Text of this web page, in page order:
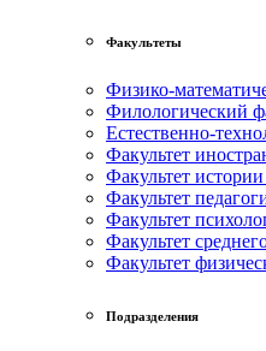
Факультеты
Физико-
Филологический
Естественно-
Факультет
Факультет
Факультет
Факультет
Факультет
Факультет
Подразделения